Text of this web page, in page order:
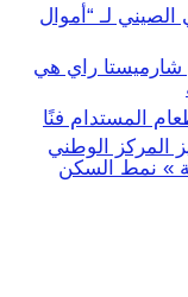
لـ “أموال
شارميستا راي هي
المستدام فنًا
المركز الوطني
» نمط السكن